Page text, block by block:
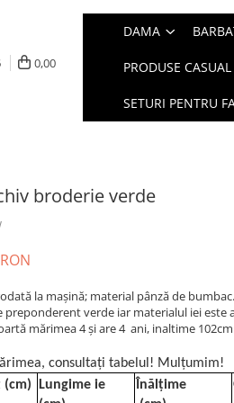
0,00
DAMA
PRODUSE CASUAL
SETURI PENTRU
broderie verde
la maşină; material pânză de bumbac.
preponderent verde iar materialul iei este
mărimea 4 și are 4 ani, inaltime
consultați tabelul! Mulțumim!
(cm)
Lungime ie
Înălțime